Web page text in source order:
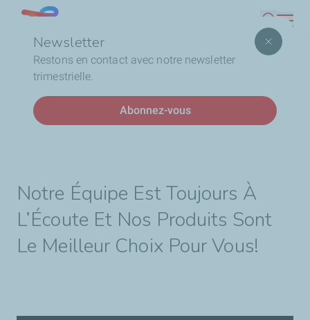
contenu
Newsletter
Restons en contact avec notre newsletter
trimestrielle.
Abonnez-vous
Lebanon
d'Ariane
Accueil Professionnels Lubrifiants
Lubrifiants
pour Industries
Lubrifiants Pour Industries
Notre Équipe Est Toujours À
L’Écoute Et Nos Produits Sont
Le Meilleur Choix Pour Vous!